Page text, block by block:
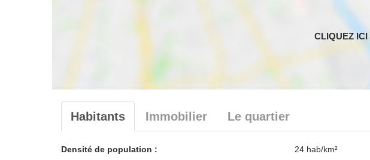
Habitants Immobilier Le quartier
Densité de population :
24 hab/km²